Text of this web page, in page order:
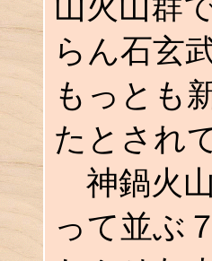
山火山群
らん石玄
もっとも
たとされ
神鍋火
って並ぶ